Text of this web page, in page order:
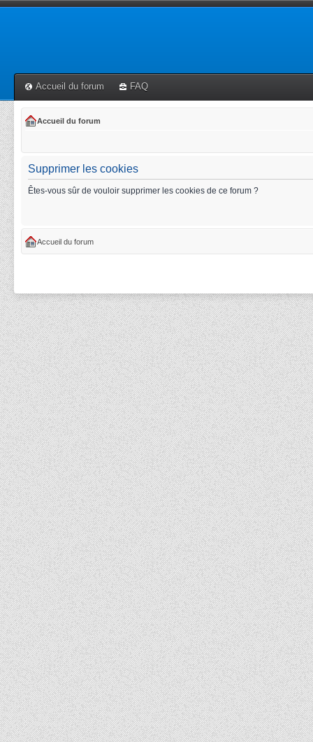
Accueil du forum FAQ
Accueil du forum
Supprimer les cookies
Êtes-vous sûr de vouloir supprimer les cookies de ce forum ?
Accueil du forum